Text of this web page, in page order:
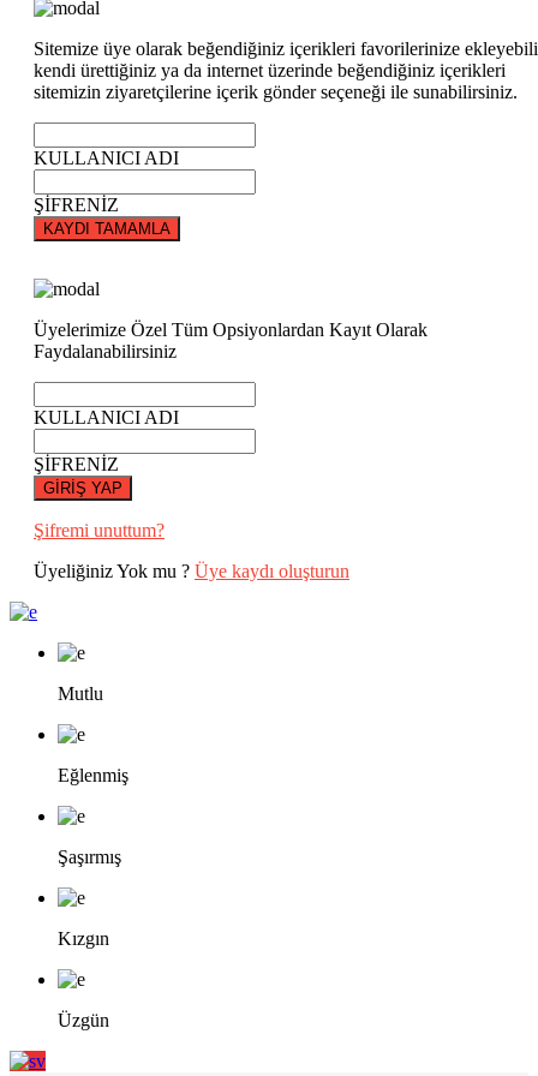
Sitemize üye olarak beğendiğiniz içerikleri favorilerinize
kendi ürettiğiniz ya da internet üzerinde beğendiğiniz içerikleri
sitemizin ziyaretçilerine içerik gönder seçeneği ile sunabilirsiniz.
KULLANICI ADI
ŞİFRENİZ
KAYDI TAMAMLA
Üyelerimize Özel Tüm Opsiyonlardan Kayıt Olarak
Faydalanabilirsiniz
KULLANICI ADI
ŞİFRENİZ
GİRİŞ YAP
Şifremi unuttum?
Üyeliğiniz Yok mu ? Üye kaydı oluşturun
Mutlu
Eğlenmiş
Şaşırmış
Kızgın
Üzgün